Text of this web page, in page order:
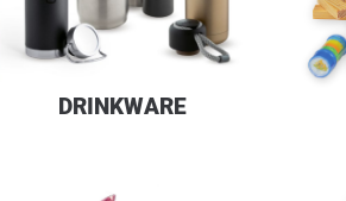
DRINKWARE